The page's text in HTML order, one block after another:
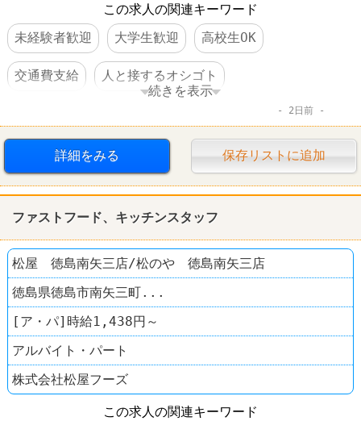
この求人の関連キーワード
未経験者歓迎
大学生歓迎 高校生OK
交通費支給 人と接するオシゴト
続きを表示
2日前
詳細をみる 保存リストに追加
ファストフード、キッチンスタッフ
松屋 徳島南矢三店/松のや 徳島南矢三店
徳島県徳島市南矢三町...
[ア・パ]時給1,438円～
アルバイト・パート
株式会社松屋フーズ
この求人の関連キーワード